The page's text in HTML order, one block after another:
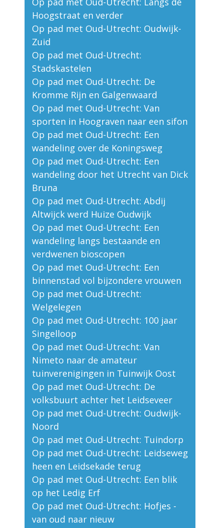
Hoogstraat en verder
Op pad met Oud-Utrecht: Oudwijk-
Zuid
Op pad met Oud-Utrecht:
Stadskastelen
Op pad met Oud-Utrecht: De
Kromme Rijn en Galgenwaard
Op pad met Oud-Utrecht: Van
sporten in Hoograven naar een sifon
Op pad met Oud-Utrecht: Een
wandeling over de Koningsweg
Op pad met Oud-Utrecht: Een
wandeling door het Utrecht van Dick
Bruna
Op pad met Oud-Utrecht: Abdij
Altwijck werd Huize Oudwijk
Op pad met Oud-Utrecht: Een
wandeling langs bestaande en
verdwenen bioscopen
Op pad met Oud-Utrecht: Een
binnenstad vol bijzondere vrouwen
Op pad met Oud-Utrecht:
Welgelegen
Op pad met Oud-Utrecht: 100 jaar
Singelloop
Op pad met Oud-Utrecht: Van
Nimeto naar de amateur
tuinverenigingen in Tuinwijk Oost
Op pad met Oud-Utrecht: De
volksbuurt achter het Leidseveer
Op pad met Oud-Utrecht: Oudwijk-
Noord
Op pad met Oud-Utrecht: Tuindorp
Op pad met Oud-Utrecht: Leidseweg
heen en Leidsekade terug
Op pad met Oud-Utrecht: Een blik
op het Ledig Erf
Op pad met Oud-Utrecht: Hofjes -
van oud naar nieuw